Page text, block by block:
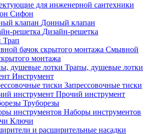
для инженерной сантехники
Сифон
Донный клапан
Дизайн-решетка
Трап
Смывной
монтажа
Трапы, душевые лотки
Инструмент
Запрессовочные тиски
Прочий инструмент
Труборезы
Наборы инструментов
Ключи